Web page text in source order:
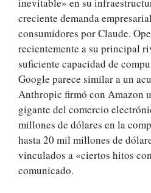
inevitable» en su
creciente demanda
consumidores por Claude.
recientemente a su principal
suficiente capacidad de
Google parece similar a un
Anthropic firmó con Amazon
gigante del comercio
millones de dólares en la
hasta 20 mil millones de
vinculados a «ciertos hitos
comunicado.